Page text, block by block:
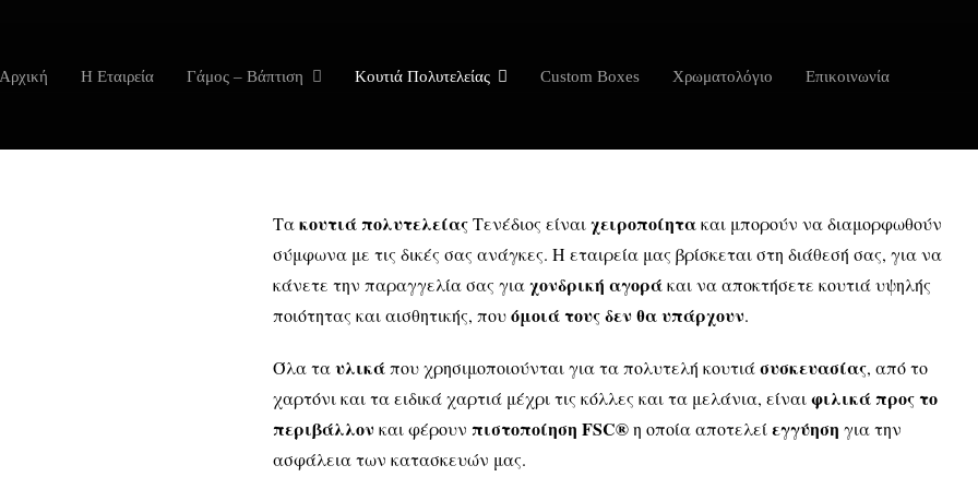
Αρχική Η Εταιρεία Γάμος – Βάπτιση Κουτιά Πολυτελείας Custom Boxes Χρωματολόγιο Επικοινωνία
Τακουτιά πολυτελείαςΤενέδιος είναιχειροποίητακαι μπορούν να διαμορφωθούν
σύμφωνα με τις δικές σας ανάγκες. Η εταιρεία μας βρίσκεται στη διάθεσή σας, για να
κάνετε την παραγγελία σας γιαχονδρική αγοράκαι να αποκτήσετε κουτιά υψηλής
ποιότητας και αισθητικής, πουόμοιά τους δεν θα υπάρχουν.
Όλα ταυλικάπου χρησιμοποιούνται για τα πολυτελή κουτιάσυσκευασίας, από το
χαρτόνι και τα ειδικά χαρτιά μέχρι τις κόλλες και τα μελάνια, είναιφιλικά προς το
περιβάλλονκαι φέρουν πιστοποίηση FSC®η οποία αποτελείεγγύηση για την
ασφάλεια των κατασκευών μας.